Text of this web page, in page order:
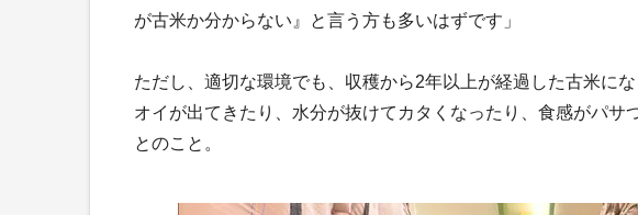
が古米か分からない』と言う方も多いはずです」
ただし、適切な環境でも、収穫から2年以上が経過した古米に
オイが出てきたり、水分が抜けてカタくなったり、食感がパサ
とのこと。